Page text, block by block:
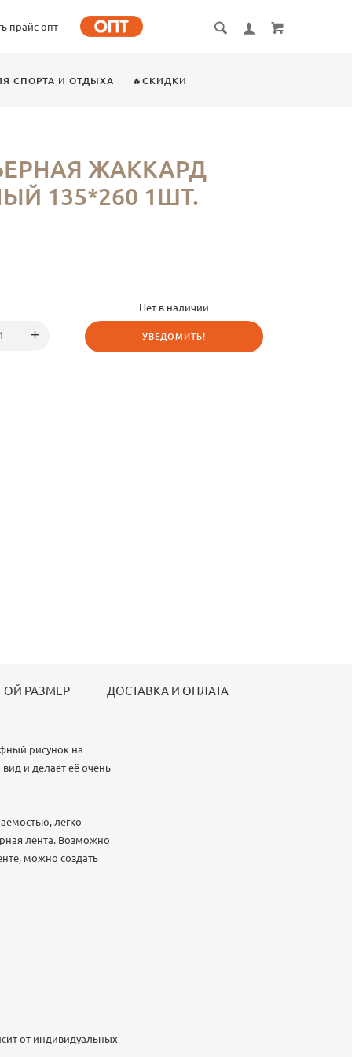
прайс опт
СПОРТА И ОТДЫХА 🔥СКИДКИ
ЖАККАРД
135*260 1ШТ.
Нет в наличии
УВЕДОМИТЬ!
РАЗМЕР ДОСТАВКА И ОПЛАТА
рисунок на
и делает её очень
легко
лента. Возможно
можно создать
от индивидуальных